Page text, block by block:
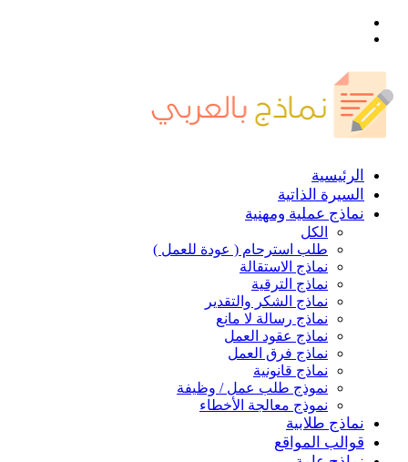
الرئيسية
السيرة الذاتية
نماذج عملية ومهنية
الكل
طلب استرحام ( عودة للعمل )
نماذج الاستقالة
نماذج الترقية
نماذج الشكر والتقدير
نماذج رسالة لا مانع
نماذج عقود العمل
نماذج فرق العمل
نماذج قانونية
نموذج طلب عمل / وظيفة
نموذج معالجة الأخطاء
نماذج طلابية
قوالب المواقع